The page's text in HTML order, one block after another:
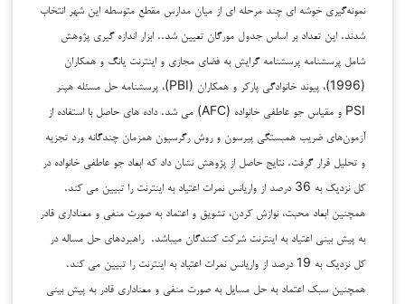
نمونه‌گیری خوشه ای چند مرحله ای از میان مدارس مقطع متوسطه این شهر انتخاب
شدند. این تعداد بر اساس جدول مورگان تعیین شد.. ابزار اندازه گیری پژوهش
شامل پرسشنامه پرسشنامه گرایش به فضای مجازی و اینترنت یانگ و همکاران
(1996)، پیوند خانوادگی پارکر و همکاران (PBI)، پرسشنامه حل مسئله هپنر
PSI و مقیاس جو عاطفی خانواده (AFC) می شد. داده های حاصل با استفاده از
آزمون‌های ضریب همبستگی پیرسون و روش رگرسیون همزمان چندگانه ورد تجزیه
و تحلیل قرار گرفت. نتایج حاصل از پژوهش نشان داد که ابعاد جو عاطفی خانواده در
کل نزدیک به 36 درصد از واریانس نمرات اعتیاد به اینترنت را تبیین می کند.
همچنین ابعاد محبت، نوازش کردن، تشویق و اعتماد به صورت منفی و معناداری قادر
به پیش بینی اعتیاد به اینترنت شرکت کنندگان میباشد. راهبردهای حل مساله در
کل نزدیک به 19 درصد از واریانس نمرات اعتیاد به اینترنت را تبیین می کند.
همچنین سبک اعتماد به حل مسایل به صورت منفی و معناداری قادر به پیش بینی